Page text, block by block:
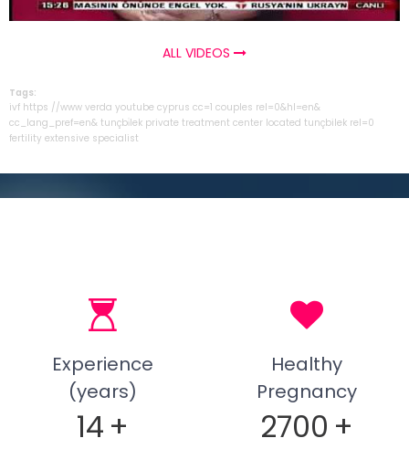
ALL VIDEOS
Tags:
ivf https //www verda youtube cyprus cc=1 couples rel=0&hl=en&
cc_lang_pref=en& tunçbi̇lek private treatment center located tunçbilek rel=0
fertility extensive specialist
Experience
(years)
14 +
Healthy
Pregnancy
2700 +